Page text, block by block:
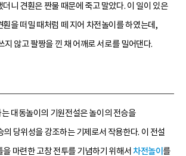
니 견훤은 짠물 때문에 죽고 말았다. 이 일이 있은
훤을 떠밀 때처럼 떼 지어 차전놀이를 하였는데,
지 않고 팔짱을 낀 채 어깨로 서로를 밀어댄다.
대동놀이의 기원전설은 놀이의 전승을
의 당위성을 강조하는 기제로서 작용한다. 이 전설
마련한 고창 전투를 기념하기 위해서 차전놀이 를